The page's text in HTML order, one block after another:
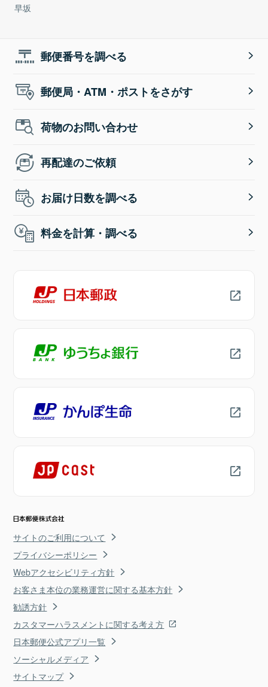
早坂
郵便番号を調べる
郵便局・ATM・ポストをさがす
荷物のお問い合わせ
再配達のご依頼
お届け日数を調べる
料金を計算・調べる
サイトのご利用について
プライバシーポリシー
Webアクセシビリティ方針
お客さま本位の業務運営に関する基本方針
勧誘方針
カスタマーハラスメントに関する考え方
日本郵便公式アプリ一覧
ソーシャルメディア
サイトマップ